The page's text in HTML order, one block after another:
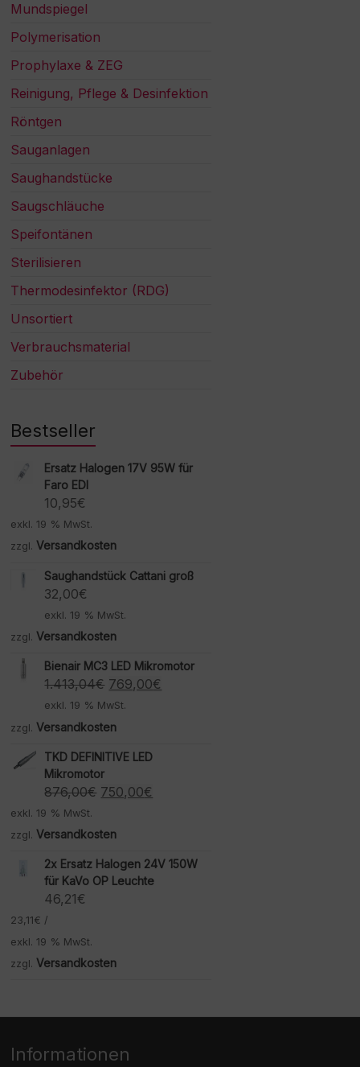
Mundspiegel
Polymerisation
Prophylaxe & ZEG
Reinigung, Pflege & Desinfektion
Röntgen
Sauganlagen
Saughandstücke
Saugschläuche
Speifontänen
Sterilisieren
Thermodesinfektor (RDG)
Unsortiert
Verbrauchsmaterial
Zubehör
Bestseller
Ersatz Halogen 17V 95W für
Faro EDI
10,95€
exkl. 19 % MwSt.
zzgl. Versandkosten
Saughandstück Cattani groß
32,00€
exkl. 19 % MwSt.
zzgl. Versandkosten
Bienair MC3 LED Mikromotor
1.413,04€ Ursprünglicher
Preis
war:
769,00€
exkl. 19 % MwSt.
zzgl. Versandkosten
TKD DEFINITIVE LED
Mikromotor
876,00€ Ursprünglicher
war:
750,00€
exkl. 19 % MwSt.
zzgl. Versandkosten
2x Ersatz Halogen 24V 150W
für KaVo OP Leuchte
46,21€
23,11€ /
exkl. 19 % MwSt.
zzgl. Versandkosten
Informationen